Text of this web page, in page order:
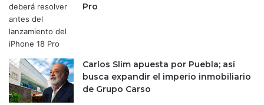
Pro
Carlos Slim apuesta por Puebla; así
busca expandir el imperio inmobiliario
de Grupo Carso